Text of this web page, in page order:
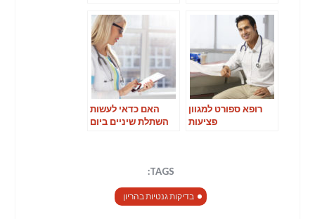
רופא ספורט למגוון
פציעות
האם כדאי לעשות
השתלת שיניים ביום
TAGS:
בדיקות גנטיות בהריון